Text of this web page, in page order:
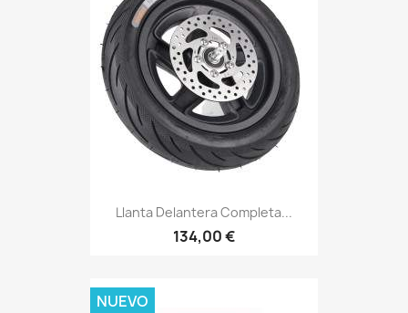
Llanta Delantera Completa...
134,00 €
NUEVO